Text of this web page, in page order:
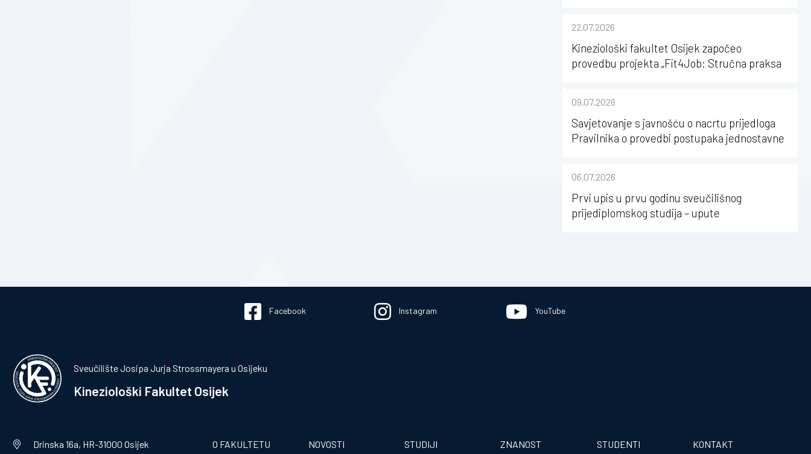
22.07.2026
Kineziološki fakultet Osijek započeo
provedbu projekta „Fit4Job: Stručna praksa
09.07.2026
Savjetovanje s javnošću o nacrtu prijedloga
Pravilnika o provedbi postupaka jednostavne
Strossmayera u Osijeku
06.07.2026
Prvi upis u prvu godinu sveučilišnog
prijediplomskog studija – upute
Facebook Instagram YouTube
Sveučilište Josipa Jurja Strossmayera u Osijeku
Kineziološki Fakultet Osijek
Drinska 16a, HR-31000 Osijek
O FAKULTETU NOVOSTI STUDIJI ZNANOST STUDENTI KONTAKT